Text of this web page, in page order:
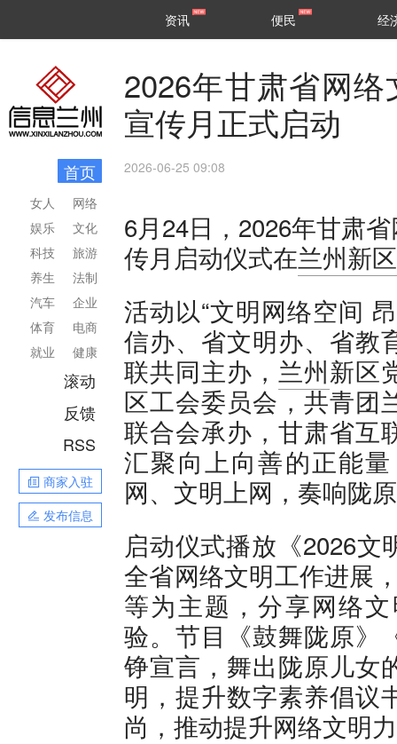
区县
资讯 便民 经
首页
网络
文化
旅游
法制
企业
电商
健康
女人
娱乐
科技
养生
汽车
体育
就业
滚动
反馈
RSS
商家入驻
发布信息
2026年甘肃省网
宣传月正式启动
2026-06-25 09:08
6月24日，2026年甘肃
传月启动仪式在兰州新区
活动以“文明网络空间
信办、省文明办、省教
联共同主办， 兰州新区
区工会委员会，共青团
联合会承办，甘肃省互
汇聚向上向善的正能
网、文明上网，奏响陇
启动仪式播放《2026
全省网络文明工作进展
等为主题，分享网络
验。节目《鼓舞陇原》
铮宣言，舞出陇原儿女
明，提升数字素养倡议
尚，推动提升网络文明